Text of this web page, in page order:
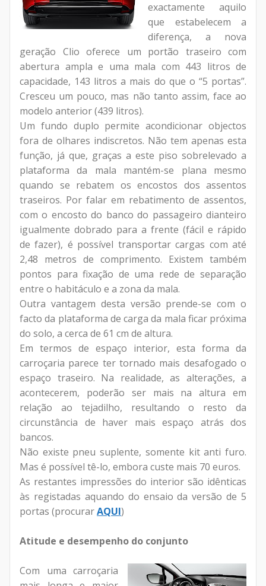
exactamente aquilo
que estabelecem a
diferença, a nova
geração Clio oferece um portão traseiro com
abertura ampla e uma mala com 443 litros de
capacidade, 143 litros a mais do que o “5 portas”.
Cresceu um pouco, mas não tanto assim, face ao
modelo anterior (439 litros).
Um fundo duplo permite acondicionar objectos
fora de olhares indiscretos. Não tem apenas esta
função, já que, graças a este piso sobrelevado a
plataforma da mala mantém-se plana mesmo
quando se rebatem os encostos dos assentos
traseiros. Por falar em rebatimento de assentos,
com o encosto do banco do passageiro dianteiro
igualmente dobrado para a frente (fácil e rápido
de fazer), é possível transportar cargas com até
2,48 metros de comprimento. Existem também
pontos para fixação de uma rede de separação
entre o habitáculo e a zona da mala.
Outra vantagem desta versão prende-se com o
facto da plataforma de carga da mala ficar próxima
do solo, a cerca de 61 cm de altura.
Em termos de espaço interior, esta forma da
carroçaria parece ter tornado mais desafogado o
espaço traseiro. Na realidade, as alterações, a
acontecerem, poderão ser mais na altura em
relação ao tejadilho, resultando o resto da
circunstância de haver mais espaço atrás dos
bancos.
Não existe pneu suplente, somente kit anti furo.
Mas é possível tê-lo, embora custe mais 70 euros.
As restantes impressões do interior são idênticas
às registadas aquando do ensaio da versão de 5
portas (procurarAQUI)
Atitude e desempenho do conjunto
Com uma carroçaria